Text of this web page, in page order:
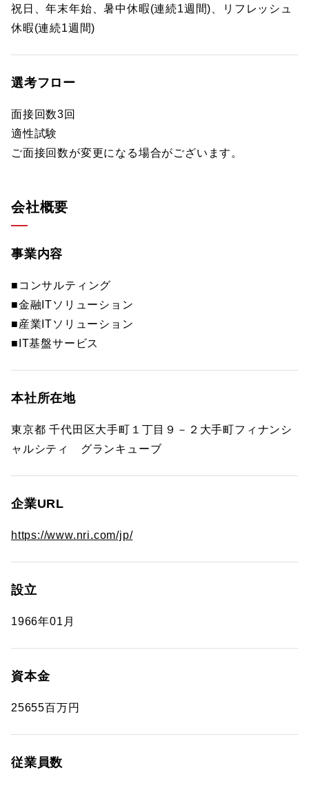
祝日、年末年始、暑中休暇(連続1週間)、リフレッシュ
休暇(連続1週間)
選考フロー
面接回数3回
適性試験
ご面接回数が変更になる場合がございます。
会社概要
事業内容
■コンサルティング
■金融ITソリューション
■産業ITソリューション
■IT基盤サービス
本社所在地
東京都 千代田区大手町１丁目９－２大手町フィナンシ
ャルシティ グランキューブ
企業URL
https://www.nri.com/jp/
設立
1966年01月
資本金
25655百万円
従業員数